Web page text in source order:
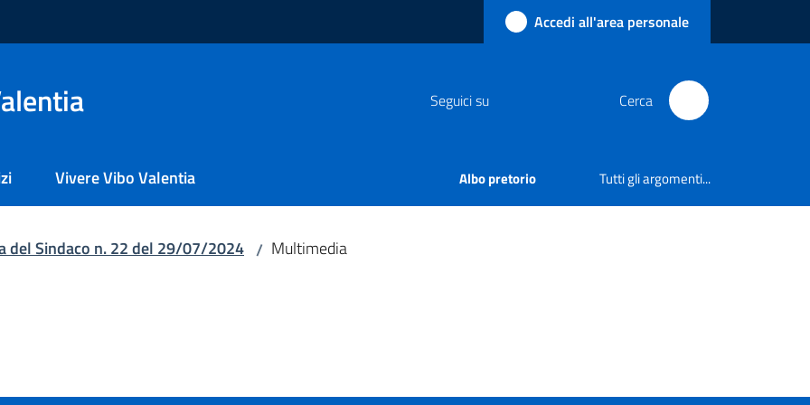
Accedi all'area personale
Seguici su Cerca
Vivere Vibo Valentia Albo pretorio Tutti gli argomenti...
del Sindaco n. 22 del 29/07/2024 / Multimedia